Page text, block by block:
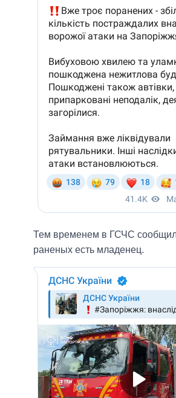
Тем временем в ГСЧС
раненых есть младенец.